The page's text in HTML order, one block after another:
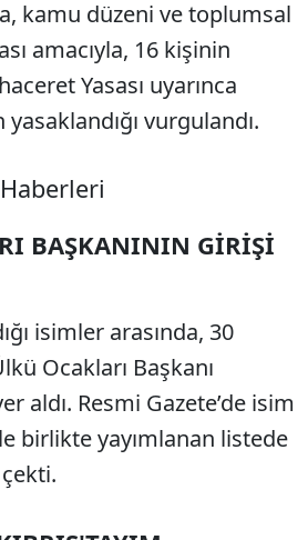
kamu düzeni ve toplumsal
amacıyla, 16 kişinin
Yasası uyarınca
vurgulandı.
BAŞKANININ GİRİŞİ
isimler arasında, 30
Ocakları Başkanı
aldı. Resmi Gazete’de isim
birlikte yayımlanan listede
çekti.